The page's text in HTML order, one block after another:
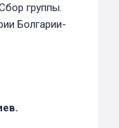
группы.
Болгарии-